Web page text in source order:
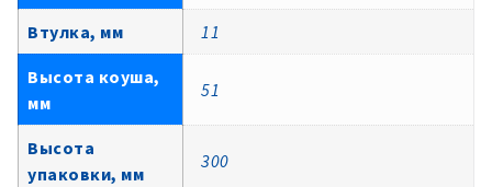
Втулка, мм 11
Высота коуша,
мм
51
Высота
упаковки, мм
300